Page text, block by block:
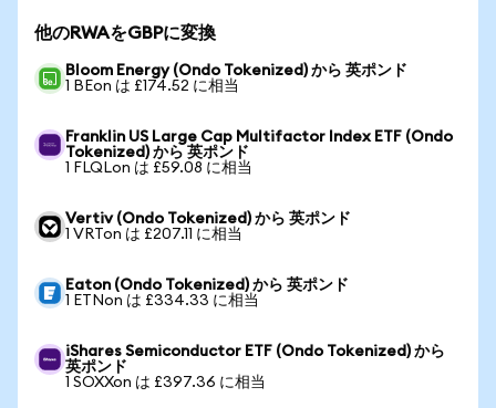
他のRWAをGBPに変換
Bloom Energy (Ondo Tokenized) から 英ポンド
1 BEon は £174.52 に相当
Franklin US Large Cap Multifactor Index ETF (Ondo
Tokenized) から 英ポンド
1 FLQLon は £59.08 に相当
Vertiv (Ondo Tokenized) から 英ポンド
1 VRTon は £207.11 に相当
Eaton (Ondo Tokenized) から 英ポンド
1 ETNon は £334.33 に相当
iShares Semiconductor ETF (Ondo Tokenized) から
英ポンド
1 SOXXon は £397.36 に相当